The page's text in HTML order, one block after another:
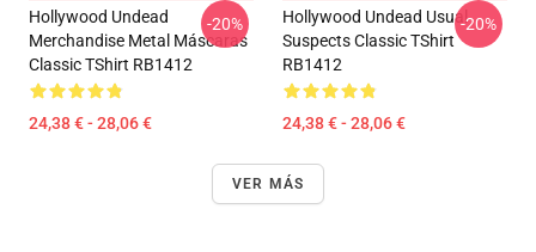
Hollywood Undead
Merchandise Metal Máscaras
Classic TShirt RB1412
24,38 € - 28,06 €
-20%
Hollywood Undead Usual
Suspects Classic TShirt
RB1412
24,38 € - 28,06 €
-20%
VER MÁS